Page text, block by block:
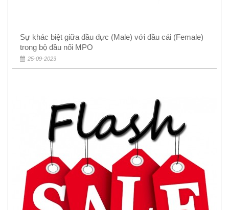
Sự khác biệt giữa đầu đực (Male) với đầu cái (Female)
trong bộ đầu nối MPO
25-09-2023